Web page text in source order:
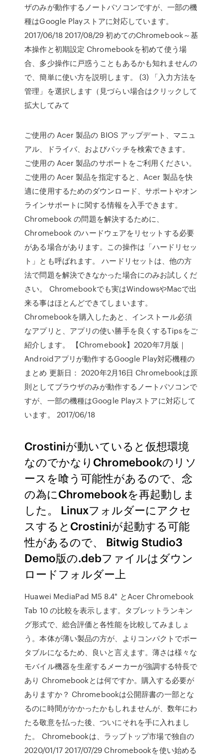
ザのみが動作するノートパソコンですが、一部の機
種はGoogle Playストアに対応しています。
2017/06/18 2017/08/29 初めてのChromebook～基
本操作と初期設定 Chromebookを初めて使う場
合、多少操作に戸惑うこともあるかも知れませんの
で、簡単に使い方を説明します。 (3) 「入力方法を
管理」を選択します（見づらい場合はクリックして
拡大してみて
ご使用の Acer 製品の BIOS アップデート、マニュ
アル、ドライバ、およびパッチを検索できます。
ご使用の Acer 製品のサポートをご利用ください。
ご使用の Acer 製品を指定すると、Acer 製品を快
適に使用するためのダウンロード、サポートやオン
ラインサポートに関する情報を入手できます。
Chromebook の問題を解決するために、
Chromebook のハードウェアをリセットする必要
がある場合があります。この操作は「ハードリセッ
ト」とも呼ばれます。 ハードリセットは、他の方
法で問題を解決できなかった場合にのみお試しくだ
さい。 Chromebookでも実はWindowsやMacで出
来る事はほとんどできてしまいます。
Chromebookを購入したあと、インストール必須
なアプリと、アプリの使い勝手を良くするTipsをご
紹介します。 【Chromebook】2020年7月版｜
Androidアプリが動作するGoogle Play対応機種の
まとめ 更新日： 2020年2月16日 Chromebookは原
則としてブラウザのみが動作するノートパソコンで
すが、一部の機種はGoogle Playストアに対応して
います。 2017/06/18
Crostiniが動いていると仮想環境
なのでかなりChromebookのリソ
ースを喰う可能性があるので、念
の為にChromebookを再起動しま
した。 Linuxフォルダーにアクセ
スするとCrostiniが起動する可能
性があるので、 Bitwig Studio3
Demo版の.debファイルはダウン
ロードフォルダー上
Huawei MediaPad M5 8.4" とAcer Chromebook
Tab 10 の比較を表示します。タブレットランキン
グ形式で、総合評価と各性能を比較してみましょ
う。本体が薄い製品の方が、よりコンパクトでポー
タブルになるため、良いと言えます。薄さは様々な
モバイル機器を生産するメーカーが強調する特長で
あり Chromebookとは何ですか。購入する必要が
ありますか？ Chromebookは公開辞書の一部とな
るのに時間がかかったかもしれませんが、数年にわ
たる敬意を払った後、ついにそれを手に入れまし
た。 Chromebookは、ラップトップ市場で独自の
2020/01/17 2017/07/29 Chromebookを使い始める